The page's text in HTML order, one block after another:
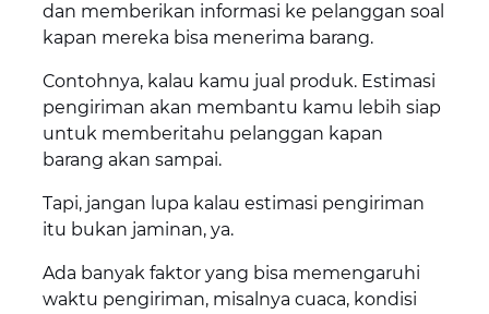
dan memberikan informasi ke pelanggan soal
kapan mereka bisa menerima barang.
Contohnya, kalau kamu jual produk. Estimasi
pengiriman akan membantu kamu lebih siap
untuk memberitahu pelanggan kapan
barang akan sampai.
Tapi, jangan lupa kalau estimasi pengiriman
itu bukan jaminan, ya.
Ada banyak faktor yang bisa memengaruhi
waktu pengiriman, misalnya cuaca, kondisi